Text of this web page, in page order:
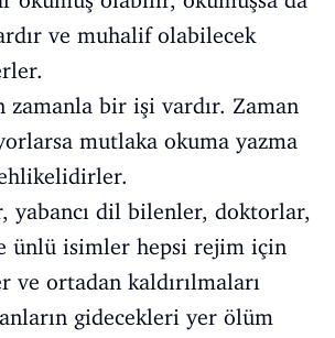
ve muhalif olabilecek
zamanla bir işi vardır. Zaman
mutlaka okuma yazma
yabancı dil bilenler, doktorlar,
ünlü isimler hepsi rejim için
ve ortadan kaldırılmaları
gidecekleri yer ölüm